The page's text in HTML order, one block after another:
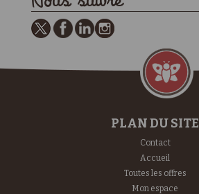
PLAN DU SITE
Contact
Accueil
Toutes les offres
Mon espace